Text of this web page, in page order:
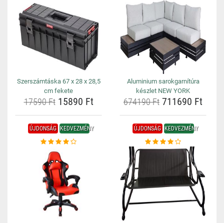
Szerszámtáska 67 x 28 x 28,5
cm fekete
17590 Ft15890 Ft
Aluminium sarokgarnítúra
készlet NEW YORK
674190 Ft 711690 Ft
ÚJDONSÁG KEDVEZMÉNY ÚJDONSÁG KEDVEZMÉNY